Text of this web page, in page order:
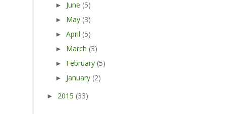
► June (5)
► May (3)
► April (5)
► March (3)
► February (5)
► January (2)
► 2015 (33)